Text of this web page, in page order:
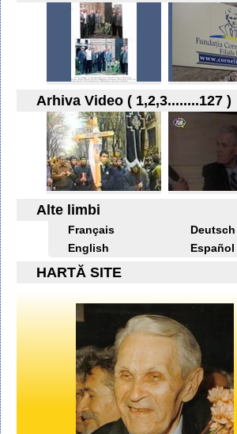
Arhiva Video ( 1,2,3........127 )
Alte limbi
Français
Deutsch
English
Español
HARTĂ SITE